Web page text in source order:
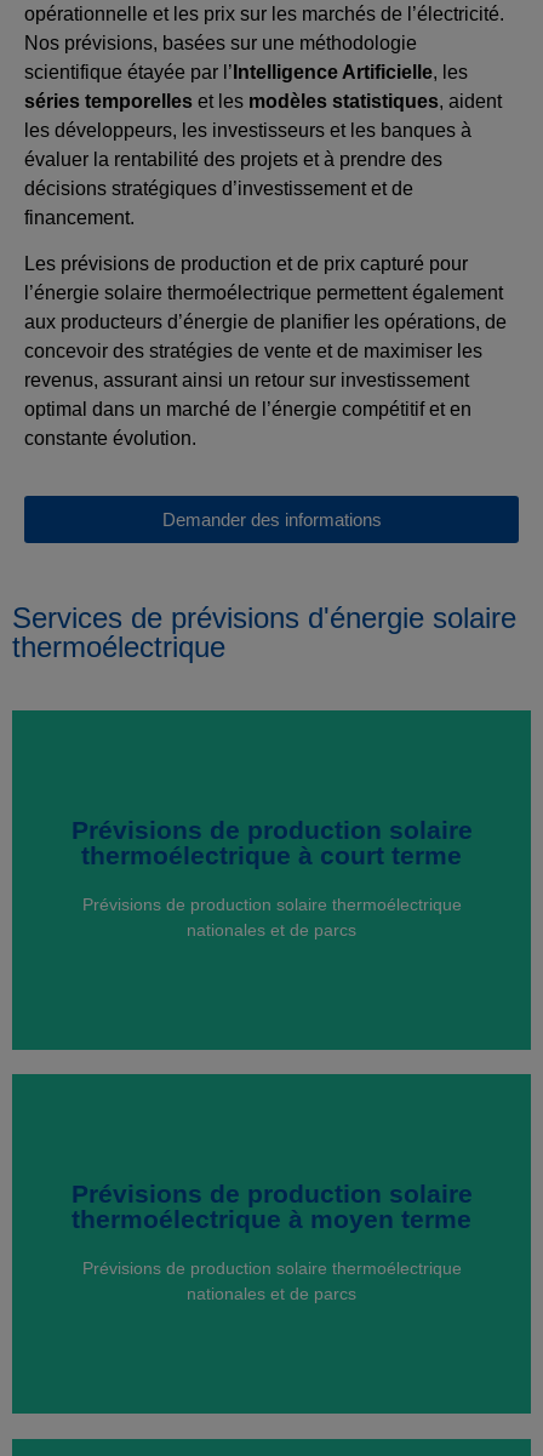
opérationnelle et les prix sur les marchés de l’électricité.
Nos prévisions, basées sur une méthodologie
scientifique étayée par l’ Intelligence Artificielle, les
séries temporelles et les modèles statistiques, aident
les développeurs, les investisseurs et les banques à
évaluer la rentabilité des projets et à prendre des
décisions stratégiques d’investissement et de
financement.
Les prévisions de production et de prix capturé pour
l’énergie solaire thermoélectrique permettent également
aux producteurs d’énergie de planifier les opérations, de
concevoir des stratégies de vente et de maximiser les
revenus, assurant ainsi un retour sur investissement
optimal dans un marché de l’énergie compétitif et en
constante évolution.
Demander des informations
Services de prévisions d'énergie solaire
thermoélectrique
Prévisions de production solaire
thermoélectrique à court terme
Prévisions de production solaire thermoélectrique
nationales et de parcs
Prévisions de production solaire
thermoélectrique à court terme
Prévisions de production solaire thermoélectrique
nationales et de parcs
Prévisions de production solaire
thermoélectrique à moyen terme
Prévisions de production solaire thermoélectrique
nationales et de parcs
Prévisions de production solaire
thermoélectrique à moyen terme
Prévisions de production solaire thermoélectrique
nationales et de parcs